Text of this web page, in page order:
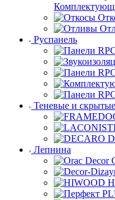
Руспанель
Теневые и
Лепнина